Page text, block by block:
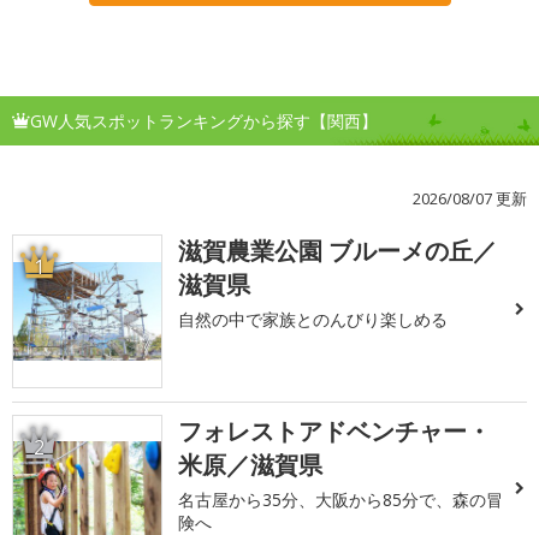
GW人気スポットランキングから探す【関西】
2026/08/07 更新
1
滋賀農業公園 ブルーメの丘／
滋賀県
自然の中で家族とのんびり楽しめる
2
フォレストアドベンチャー・
米原／滋賀県
名古屋から35分、大阪から85分で、森の冒
険へ